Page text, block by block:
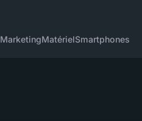
MarketingMatérielSmartphones